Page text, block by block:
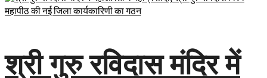
श्री गुरु रविदास मंदिर में